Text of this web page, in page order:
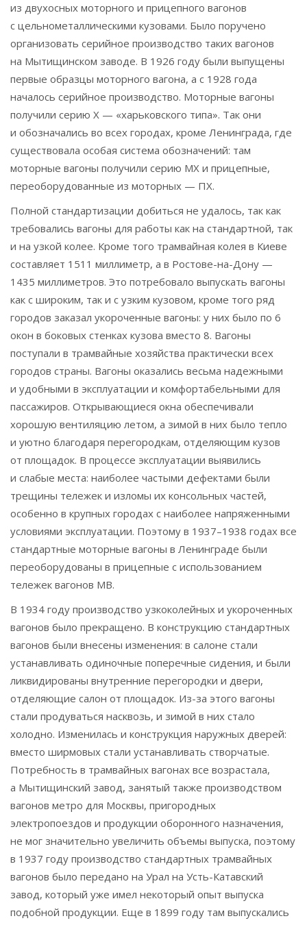
из двухосных моторного и прицепного вагонов
с цельнометаллическими кузовами. Было поручено
организовать серийное производство таких вагонов
на Мытищинском заводе. В 1926 году были выпущены
первые образцы моторного вагона, а с 1928 года
началось серийное производство. Моторные вагоны
получили серию Х — «харьковского типа». Так они
и обозначались во всех городах, кроме Ленинграда, где
существовала особая система обозначений: там
моторные вагоны получили серию МХ и прицепные,
переоборудованные из моторных — ПХ.
Полной стандартизации добиться не удалось, так как
требовались вагоны для работы как на стандартной, так
и на узкой колее. Кроме того трамвайная колея в Киеве
составляет 1511 миллиметр, а в Ростове-на-Дону —
1435 миллиметров. Это потребовало выпускать вагоны
как с широким, так и с узким кузовом, кроме того ряд
городов заказал укороченные вагоны: у них было по 6
окон в боковых стенках кузова вместо 8. Вагоны
поступали в трамвайные хозяйства практически всех
городов страны. Вагоны оказались весьма надежными
и удобными в эксплуатации и комфортабельными для
пассажиров. Открывающиеся окна обеспечивали
хорошую вентиляцию летом, а зимой в них было тепло
и уютно благодаря перегородкам, отделяющим кузов
от площадок. В процессе эксплуатации выявились
и слабые места: наиболее частыми дефектами были
трещины тележек и изломы их консольных частей,
особенно в крупных городах с наиболее напряженными
условиями эксплуатации. Поэтому в 1937–1938 годах все
стандартные моторные вагоны в Ленинграде были
переоборудованы в прицепные с использованием
тележек вагонов МВ.
В 1934 году производство узкоколейных и укороченных
вагонов было прекращено. В конструкцию стандартных
вагонов были внесены изменения: в салоне стали
устанавливать одиночные поперечные сидения, и были
ликвидированы внутренние перегородки и двери,
отделяющие салон от площадок. Из-за этого вагоны
стали продуваться насквозь, и зимой в них стало
холодно. Изменилась и конструкция наружных дверей:
вместо ширмовых стали устанавливать створчатые.
Потребность в трамвайных вагонах все возрастала,
а Мытищинский завод, занятый также производством
вагонов метро для Москвы, пригородных
электропоездов и продукции оборонного назначения,
не мог значительно увеличить объемы выпуска, поэтому
в 1937 году производство стандартных трамвайных
вагонов было передано на Урал на Усть-Катавский
завод, который уже имел некоторый опыт выпуска
подобной продукции. Еще в 1899 году там выпускались